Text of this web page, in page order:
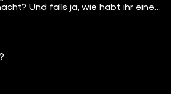
Und falls ja, wie habt ihr einen